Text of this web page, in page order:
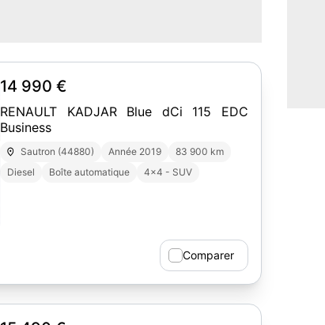
14 990 €
RENAULT KADJAR Blue dCi 115 EDC
Business
Sautron (44880) Année 2019
83 900 km
Diesel
Boîte automatique 4x4 - SUV
Comparer